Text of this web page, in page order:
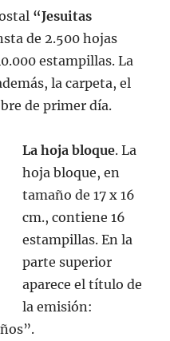
“Jesuitas
de 2.500 hojas
estampillas. La
la carpeta, el
de primer día.
La hoja bloque. La
hoja bloque, en
tamaño de 17 x 16
cm., contiene 16
estampillas. En la
parte superior
aparece el título de
la emisión: